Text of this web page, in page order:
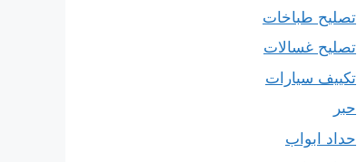
تصليح طباخات
تصليح غسالات
تكييف سيارات
حبر
حداد ابواب